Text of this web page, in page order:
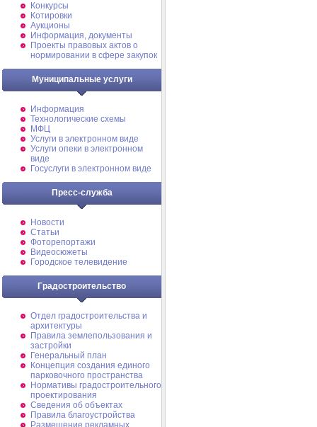
Конкурсы
Котировки
Аукционы
Информация, документы
Проекты правовых актов о
нормировании в сфере закупок
Муниципальные услуги
Информация
Технологические схемы
МФЦ
Услуги в электронном виде
Услуги опеки в электронном
виде
Госуслуги в электронном виде
Пресс-служба
Новости
Статьи
Фоторепортажи
Видеосюжеты
Городское телевидение
Градостроительство
Отдел градостроительства и
архитектуры
Правила землепользования и
застройки
Генеральный план
Концепция создания единого
парковочного пространства
Нормативы градостроительного
проектирования
Сведения об объектах
Правила благоустройства
Размещение рекламных